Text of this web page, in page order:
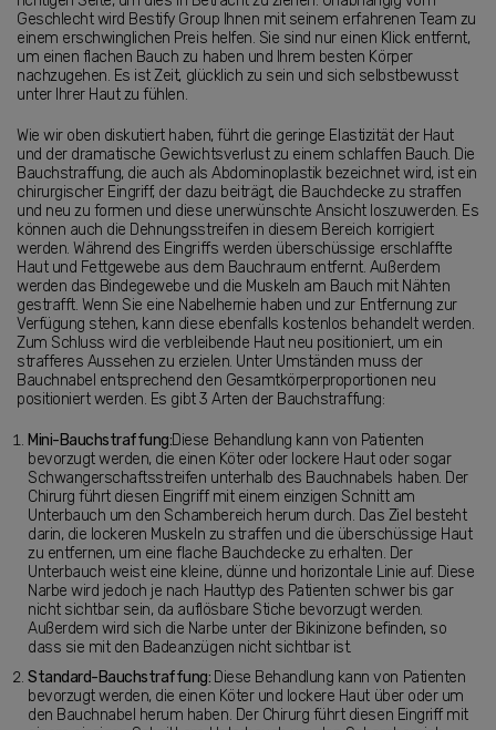
Geschlecht wird Bestify Group Ihnen mit seinem erfahrenen Team zu
einem erschwinglichen Preis helfen. Sie sind nur einen Klick entfernt,
um einen flachen Bauch zu haben und Ihrem besten Körper
nachzugehen. Es ist Zeit, glücklich zu sein und sich selbstbewusst
unter Ihrer Haut zu fühlen.
Wie wir oben diskutiert haben, führt die geringe Elastizität der Haut
und der dramatische Gewichtsverlust zu einem schlaffen Bauch. Die
Bauchstraffung, die auch als Abdominoplastik bezeichnet wird, ist ein
chirurgischer Eingriff, der dazu beiträgt, die Bauchdecke zu straffen
und neu zu formen und diese unerwünschte Ansicht loszuwerden. Es
können auch die Dehnungsstreifen in diesem Bereich korrigiert
werden. Während des Eingriffs werden überschüssige erschlaffte
Haut und Fettgewebe aus dem Bauchraum entfernt. Außerdem
werden das Bindegewebe und die Muskeln am Bauch mit Nähten
gestrafft. Wenn Sie eine Nabelhernie haben und zur Entfernung zur
Verfügung stehen, kann diese ebenfalls kostenlos behandelt werden.
Zum Schluss wird die verbleibende Haut neu positioniert, um ein
strafferes Aussehen zu erzielen. Unter Umständen muss der
Bauchnabel entsprechend den Gesamtkörperproportionen neu
positioniert werden. Es gibt 3 Arten der Bauchstraffung:
Mini-Bauchstraffung:Diese Behandlung kann von Patienten
bevorzugt werden, die einen Köter oder lockere Haut oder sogar
Schwangerschaftsstreifen unterhalb des Bauchnabels haben. Der
Chirurg führt diesen Eingriff mit einem einzigen Schnitt am
Unterbauch um den Schambereich herum durch. Das Ziel besteht
darin, die lockeren Muskeln zu straffen und die überschüssige Haut
zu entfernen, um eine flache Bauchdecke zu erhalten. Der
Unterbauch weist eine kleine, dünne und horizontale Linie auf. Diese
Narbe wird jedoch je nach Hauttyp des Patienten schwer bis gar
nicht sichtbar sein, da auflösbare Stiche bevorzugt werden.
Außerdem wird sich die Narbe unter der Bikinizone befinden, so
dass sie mit den Badeanzügen nicht sichtbar ist.
Standard-Bauchstraffung: Diese Behandlung kann von Patienten
bevorzugt werden, die einen Köter und lockere Haut über oder um
den Bauchnabel herum haben. Der Chirurg führt diesen Eingriff mit